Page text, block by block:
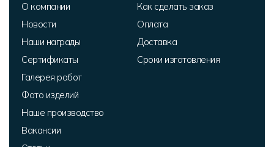
О компании
Новости
Наши награды
Сертификаты
Галерея работ
Фото изделий
Наше производство
Вакансии
Как сделать заказ
Оплата
Доставка
Сроки изготовления